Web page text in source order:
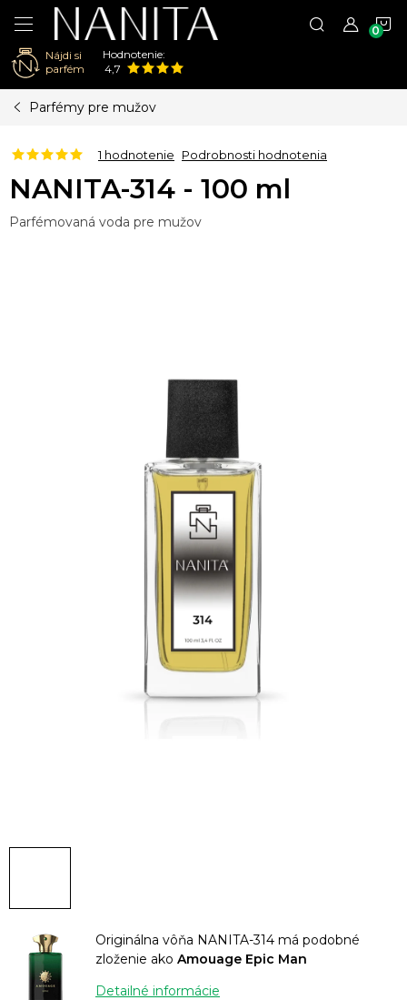
Nájdi si
parfém
Hodnotenie:
4,7
Parfémy pre mužov
1 hodnotenie Podrobnosti hodnotenia
NANITA-314 - 100 ml
Parfémovaná voda pre mužov
Originálna vôňa NANITA-314 má podobné
zloženie ako Amouage Epic Man
Detailné informácie